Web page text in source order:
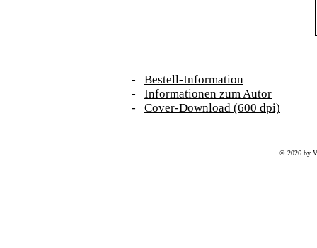
- Bestell-Information
- Informationen zum Autor
- Cover-Download (600 dpi)
© 2026 by